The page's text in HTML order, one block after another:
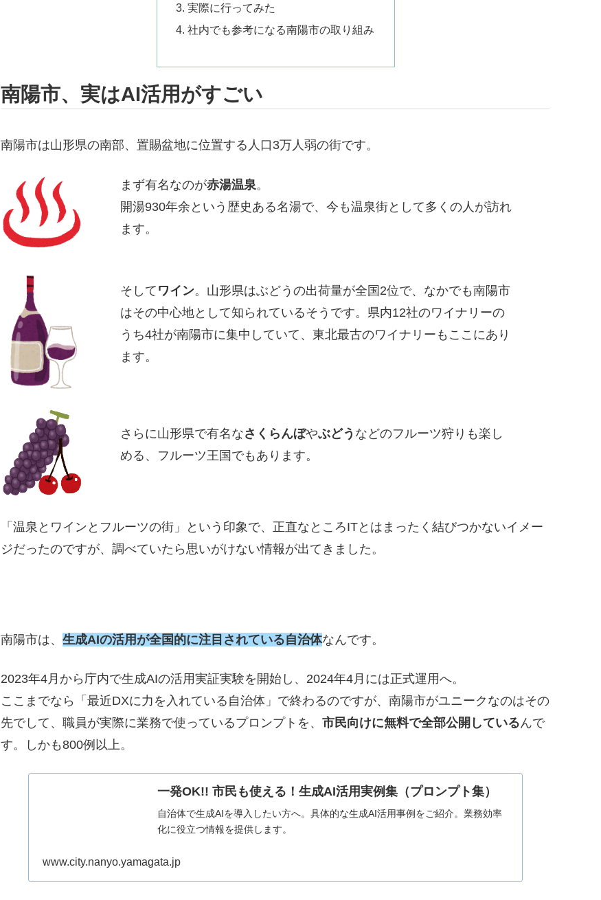
実際に行ってみた
社内でも参考になる南陽市の取り組み
南陽市、実はAI活用がすごい
南陽市は山形県の南部、置賜盆地に位置する人口3万人弱の街です。
まず有名なのが赤湯温泉。
開湯930年余という歴史ある名湯で、今も温泉街として多くの人が訪れ
ます。
そして ワイン。山形県はぶどうの出荷量が全国2位で、なかでも南陽市
はその中心地として知られているそうです。県内12社のワイナリーの
うち4社が南陽市に集中していて、東北最古のワイナリーもここにあり
ます。
さらに山形県で有名なさくらんぼやぶどう などのフルーツ狩りも楽し
める、フルーツ王国でもあります。
「温泉とワインとフルーツの街」という印象で、正直なところITとはまったく結びつかないイメー
ジだったのですが、調べていたら思いがけない情報が出てきました。
南陽市は、 生成AIの活用が全国的に注目されている自治体なんです。
2023年4月から庁内で生成AIの活用実証実験を開始し、2024年4月には正式運用へ。
ここまでなら「最近DXに力を入れている自治体」で終わるのですが、南陽市がユニークなのはその
先でして、職員が実際に業務で使っているプロンプトを、 市民向けに無料で全部公開しているんで
す。しかも800例以上。
一発OK!! 市民も使える！生成AI活用実例集（プロンプト集）
自治体で生成AIを導入したい方へ。具体的な生成AI活用事例をご紹介。業務効率
化に役立つ情報を提供します。
www.city.nanyo.yamagata.jp